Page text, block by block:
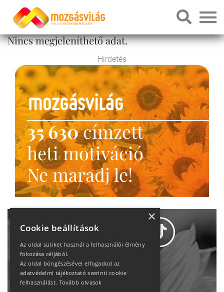
Nincs megjeleníthető adat.
Hirdetés
35 630címzett
heti motiváció
Ne maradj le!
Adatvédelem
×
Cookie beállítások
Az oldal sütiket használ a felhasználói élmény
fokozása céljából.
Az oldal böngészésével elfogadod az
adatvédelmi tájékoztató szerinti cookie
felhasználást. Tovább olvasok